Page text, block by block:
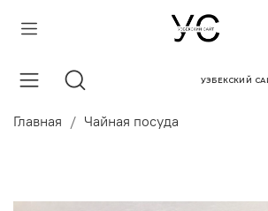
УЗБЕКСКИЙ
Главная Чайная посуда